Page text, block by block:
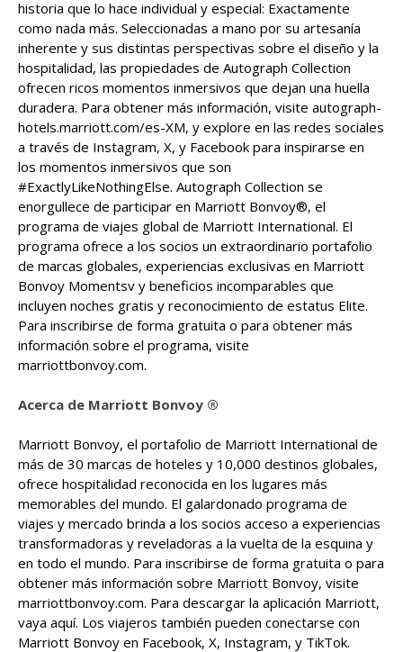
historia que lo hace individual y especial: Exactamente
como nada más. Seleccionadas a mano por su artesanía
inherente y sus distintas perspectivas sobre el diseño y la
hospitalidad, las propiedades de Autograph Collection
ofrecen ricos momentos inmersivos que dejan una huella
duradera. Para obtener más información, visite autograph-
hotels.marriott.com/es-XM, y explore en las redes sociales
a través de Instagram, X, y Facebook para inspirarse en
los momentos inmersivos que son
#ExactlyLikeNothingElse. Autograph Collection se
enorgullece de participar en Marriott Bonvoy®, el
programa de viajes global de Marriott International. El
programa ofrece a los socios un extraordinario portafolio
de marcas globales, experiencias exclusivas en Marriott
Bonvoy Momentsv y beneficios incomparables que
incluyen noches gratis y reconocimiento de estatus Elite.
Para inscribirse de forma gratuita o para obtener más
información sobre el programa, visite
marriottbonvoy.com.
Acerca de Marriott Bonvoy ®
Marriott Bonvoy, el portafolio de Marriott International de
más de 30 marcas de hoteles y 10,000 destinos globales,
ofrece hospitalidad reconocida en los lugares más
memorables del mundo. El galardonado programa de
viajes y mercado brinda a los socios acceso a experiencias
transformadoras y reveladoras a la vuelta de la esquina y
en todo el mundo. Para inscribirse de forma gratuita o para
obtener más información sobre Marriott Bonvoy, visite
marriottbonvoy.com. Para descargar la aplicación Marriott,
vaya aquí. Los viajeros también pueden conectarse con
Marriott Bonvoy en Facebook, X, Instagram, y TikTok.